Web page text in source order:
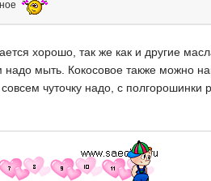
хорошо, так же как и другие
мыть. Кокосовое также можно
чуточку надо, с полгорошинки